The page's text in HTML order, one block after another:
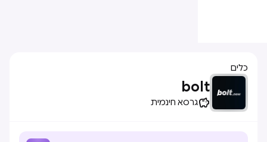
כלים
bolt
גרסא חינמית